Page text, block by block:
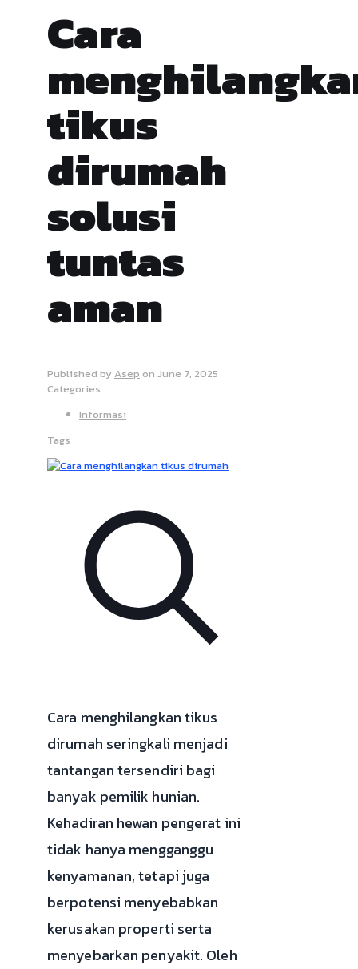
Cara
tikus
dirumah
solusi
tuntas
aman
Published by Asep on June 7, 2025
Categories
Informasi
Tags
Cara menghilangkan tikus
dirumah seringkali menjadi
tantangan tersendiri bagi
banyak pemilik hunian.
Kehadiran hewan pengerat ini
tidak hanya mengganggu
kenyamanan, tetapi juga
berpotensi menyebabkan
kerusakan properti serta
menyebarkan penyakit. Oleh